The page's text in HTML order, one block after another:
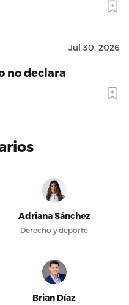
Jul 30, 2026
no declara
Adriana Sánchez
Derecho y deporte
Brian Díaz